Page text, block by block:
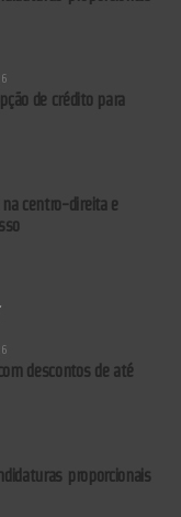
de crédito para
centro-direita e
descontos de até
proporcionais